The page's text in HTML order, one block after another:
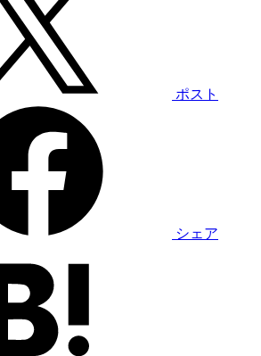
ポスト
シェア